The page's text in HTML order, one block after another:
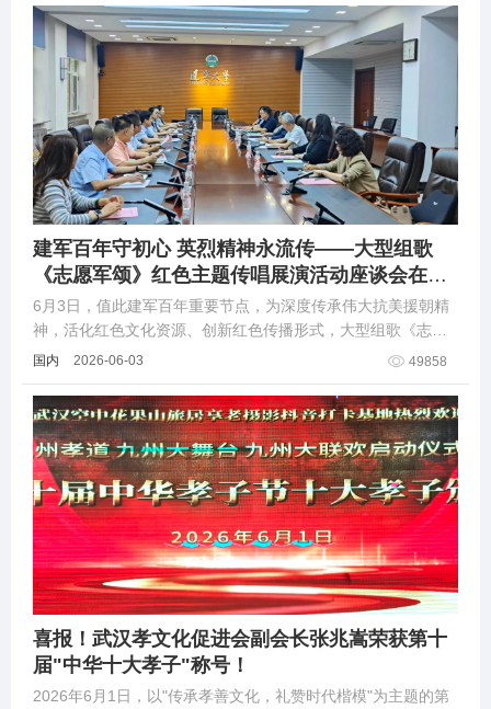
建军百年守初心 英烈精神永流传——大型组歌
《志愿军颂》红色主题传唱展演活动座谈会在辽
宁大学召开
6月3日，值此建军百年重要节点，为深度传承伟大抗美援朝精
神，活化红色文化资源、创新红色传播形式，大型组歌《志愿
军颂》红色主题传唱展演活动座谈会于辽宁大学顺利召开。
国内 2026-06-03 49858
喜报！武汉孝文化促进会副会长张兆嵩荣获第十
届"中华十大孝子"称号！
2026年6月1日，以"传承孝善文化，礼赞时代楷模"为主题的第